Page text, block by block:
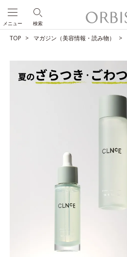
検索
メニュー
TOP マガジン（美容情報・読み物）